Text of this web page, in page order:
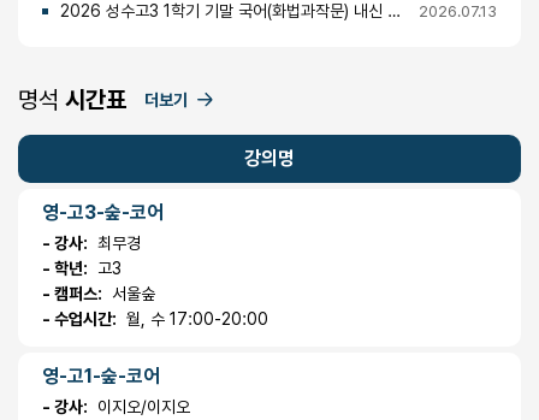
2026 성수고3 1학기 기말 국어(화법과작문) 내신 분석 및 경향 2026.07.13
명석 시간표 더보기
강의명
영-고3-숲-코어
- 강사: 최무경
- 학년:
고3
- 캠퍼스:
서울숲
- 수업시간: 월, 수 17:00-20:00
영-고1-숲-코어
- 강사:
이지오/이지오